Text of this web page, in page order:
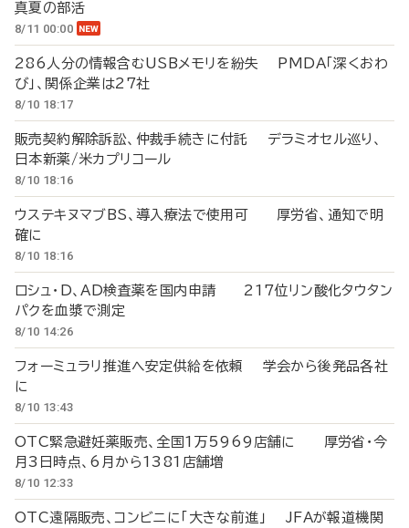
真夏の部活
8/11 00:00
286人分の情報含むUSBメモリを紛失 PMDA「深くおわ
び」、関係企業は27社
8/10 18:17
販売契約解除訴訟、仲裁手続きに付託 デラミオセル巡り、
日本新薬/米カプリコール
8/10 18:16
ウステキヌマブBS、導入療法で使用可 厚労省、通知で明
確に
8/10 18:16
ロシュ・D、AD検査薬を国内申請 217位リン酸化タウタン
パクを血漿で測定
8/10 14:26
フォーミュラリ推進へ安定供給を依頼 学会から後発品各社
に
8/10 13:43
OTC緊急避妊薬販売、全国1万5969店舗に 厚労省・今
月3日時点、6月から1381店舗増
8/10 12:33
OTC遠隔販売、コンビニに「大きな前進」 JFAが報道機関